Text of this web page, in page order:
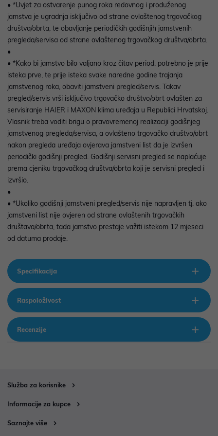
• *Uvjet za ostvarenje punog roka redovnog i produženog
jamstva je ugradnja isključivo od strane ovlaštenog trgovačkog
društva/obrta, te obavljanje periodičkih godišnjih jamstvenih
pregleda/servisa od strane ovlaštenog trgovačkog društva/obrta.
•
• *Kako bi jamstvo bilo valjano kroz čitav period, potrebno je prije
isteka prve, te prije isteka svake naredne godine trajanja
jamstvenog roka, obaviti jamstveni pregled/servis. Takav
pregled/servis vrši isključivo trgovačko društvo/obrt ovlašten za
servisiranje HAIER i MAXON klima uređaja u Republici Hrvatskoj.
Vlasnik treba voditi brigu o pravovremenoj realizaciji godišnjeg
jamstvenog pregleda/servisa, a ovlašteno trgovačko društvo/obrt
nakon pregleda uređaja ovjerava jamstveni list da je izvršen
periodički godišnji pregled. Godišnji servisni pregled se naplaćuje
prema cjeniku trgovačkog društva/obrta koji je servisni pregled i
izvršio.
•
• *Ukoliko godišnji jamstveni pregled/servis nije napravljen tj. ako
jamstveni list nije ovjeren od strane ovlaštenih trgovačkih
društava/obrta, tada jamstvo prestaje važiti istekom 12 mjeseci
od datuma prodaje.
Specifikacija
Raspoloživost
Recenzije
Služba za korisnike
Informacije za kupce
Saznajte više